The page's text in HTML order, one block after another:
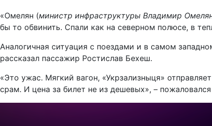
«Омелян (министр инфраструктуры Владимир
бы то обвинить. Спали как на северном полюсе, в
Аналогичная ситуация с поездами и в самом
рассказал пассажир Ростислав Бехеш.
«Это ужас. Мягкий вагон, «Укрзализныця»
срам. И цена за билет не из дешевых», –